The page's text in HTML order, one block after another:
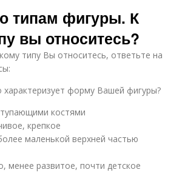
типам фигуры. К
вы относитесь?
типу Вы относитесь, ответьте на
характеризует форму Вашей фигуры?
костями
крепкое
маленькой верхней частью
менее развитое, почти детское